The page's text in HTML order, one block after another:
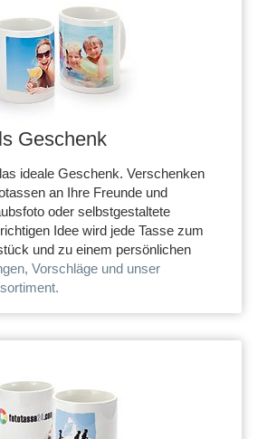
Geschenk
ideale Geschenk. Verschenken
an Ihre Freunde und
oder selbstgestaltete
Idee wird jede Tasse zum
und zu einem persönlichen
Vorschläge und unser